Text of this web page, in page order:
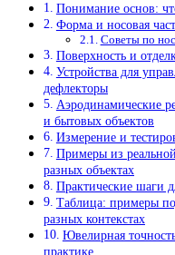
Понимание основ:
Форма и носовая
Советы по
Поверхность и
Устройства для
дефлекторы
Аэродинамические
и бытовых объектов
Измерение и
Примеры из
разных объектах
Практические шаги
Таблица: примеры
разных контекстах
Ювелирная
практике